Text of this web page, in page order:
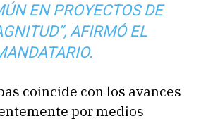
EN PROYECTOS DE
AFIRMÓ EL
coincide con los avances
por medios